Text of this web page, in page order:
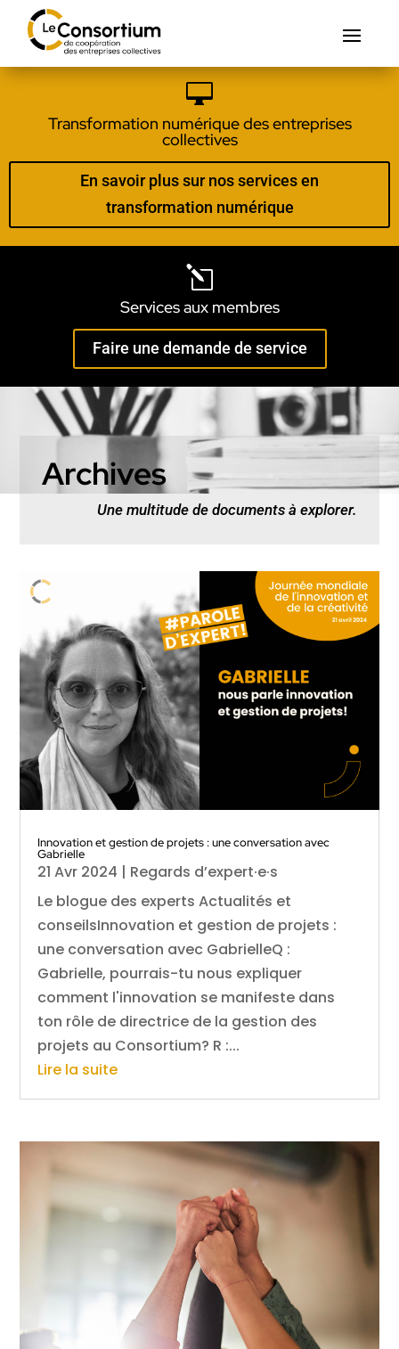

Transformation numérique des entreprises
collectives
En savoir plus sur nos services en
transformation numérique
l
Services aux membres
Faire une demande de service
Archives
Une multitude de documents à explorer.
Innovation et gestion de projets : une conversation avec
Gabrielle
21 Avr 2024 | Regards d’expert·e·s
Le blogue des experts Actualités et
conseilsInnovation et gestion de projets :
une conversation avec GabrielleQ :
Gabrielle, pourrais-tu nous expliquer
comment l'innovation se manifeste dans
ton rôle de directrice de la gestion des
projets au Consortium? R :...
Lire la suite